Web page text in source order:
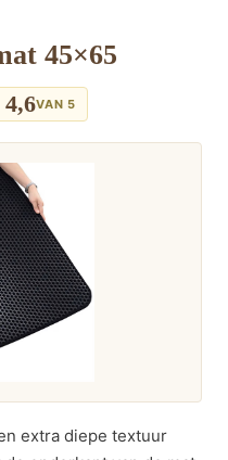
45×65
4,6VAN 5
extra diepe textuur